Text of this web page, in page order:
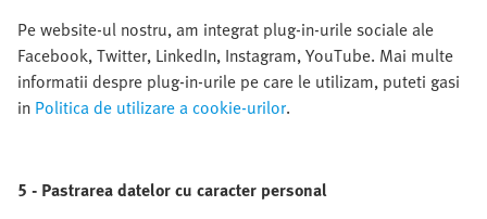
Pe website-ul nostru, am integrat plug-in-urile sociale ale
Facebook, Twitter, LinkedIn, Instagram, YouTube. Mai multe
informatii despre plug-in-urile pe care le utilizam, puteti gasi
in Politica de utilizare a cookie-urilor.
5 - Pastrarea datelor cu caracter personal